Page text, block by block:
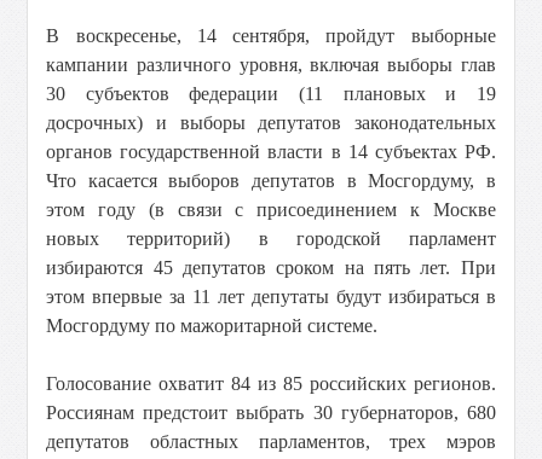
В воскресенье, 14 сентября, пройдут выборные
кампании различного уровня, включая выборы глав
30 субъектов федерации (11 плановых и 19
досрочных) и выборы депутатов законодательных
органов государственной власти в 14 субъектах РФ.
Что касается выборов депутатов в Мосгордуму, в
этом году (в связи с присоединением к Москве
новых территорий) в городской парламент
избираются 45 депутатов сроком на пять лет. При
этом впервые за 11 лет депутаты будут избираться в
Мосгордуму по мажоритарной системе.
Голосование охватит 84 из 85 российских регионов.
Россиянам предстоит выбрать 30 губернаторов, 680
депутатов областных парламентов, трех мэров